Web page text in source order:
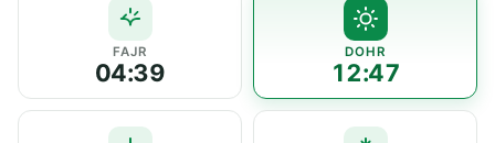
FAJR
04:39
DOHR
12:47